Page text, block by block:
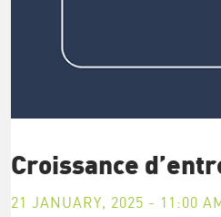
Croissance
21 JANUARY, 2025 - 11:00